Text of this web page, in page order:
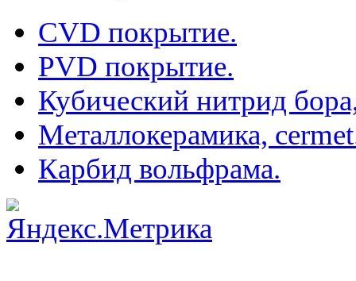
CVD покрытие.
PVD покрытие.
Кубический нитрид
Металлокерамика,
Карбид вольфрама.